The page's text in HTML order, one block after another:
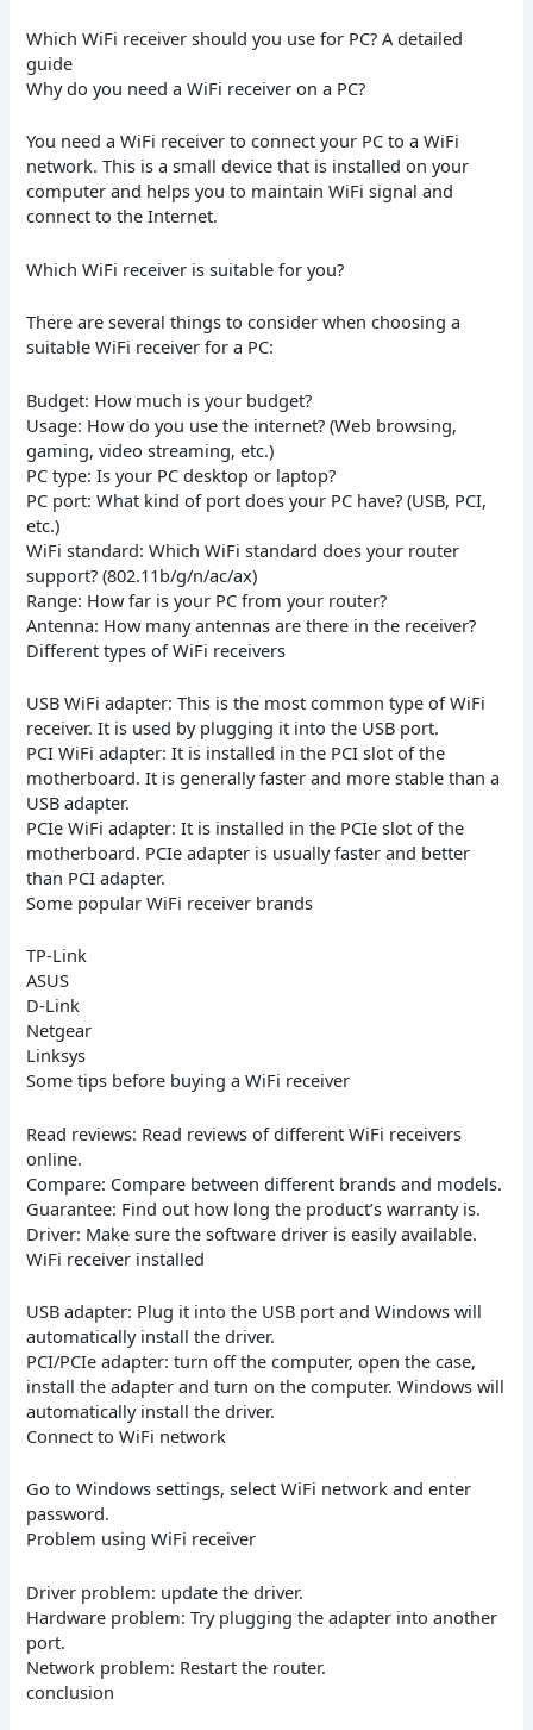
Which WiFi receiver should you use for PC? A detailed
guide
Why do you need a WiFi receiver on a PC?
You need a WiFi receiver to connect your PC to a WiFi
network. This is a small device that is installed on your
computer and helps you to maintain WiFi signal and
connect to the Internet.
Which WiFi receiver is suitable for you?
There are several things to consider when choosing a
suitable WiFi receiver for a PC:
Budget: How much is your budget?
Usage: How do you use the internet? (Web browsing,
gaming, video streaming, etc.)
PC type: Is your PC desktop or laptop?
PC port: What kind of port does your PC have? (USB, PCI,
etc.)
WiFi standard: Which WiFi standard does your router
support? (802.11b/g/n/ac/ax)
Range: How far is your PC from your router?
Antenna: How many antennas are there in the receiver?
Different types of WiFi receivers
USB WiFi adapter: This is the most common type of WiFi
receiver. It is used by plugging it into the USB port.
PCI WiFi adapter: It is installed in the PCI slot of the
motherboard. It is generally faster and more stable than a
USB adapter.
PCIe WiFi adapter: It is installed in the PCIe slot of the
motherboard. PCIe adapter is usually faster and better
than PCI adapter.
Some popular WiFi receiver brands
TP-Link
ASUS
D-Link
Netgear
Linksys
Some tips before buying a WiFi receiver
Read reviews: Read reviews of different WiFi receivers
online.
Compare: Compare between different brands and models.
Guarantee: Find out how long the product’s warranty is.
Driver: Make sure the software driver is easily available.
WiFi receiver installed
USB adapter: Plug it into the USB port and Windows will
automatically install the driver.
PCI/PCIe adapter: turn off the computer, open the case,
install the adapter and turn on the computer. Windows will
automatically install the driver.
Connect to WiFi network
Go to Windows settings, select WiFi network and enter
password.
Problem using WiFi receiver
Driver problem: update the driver.
Hardware problem: Try plugging the adapter into another
port.
Network problem: Restart the router.
conclusion